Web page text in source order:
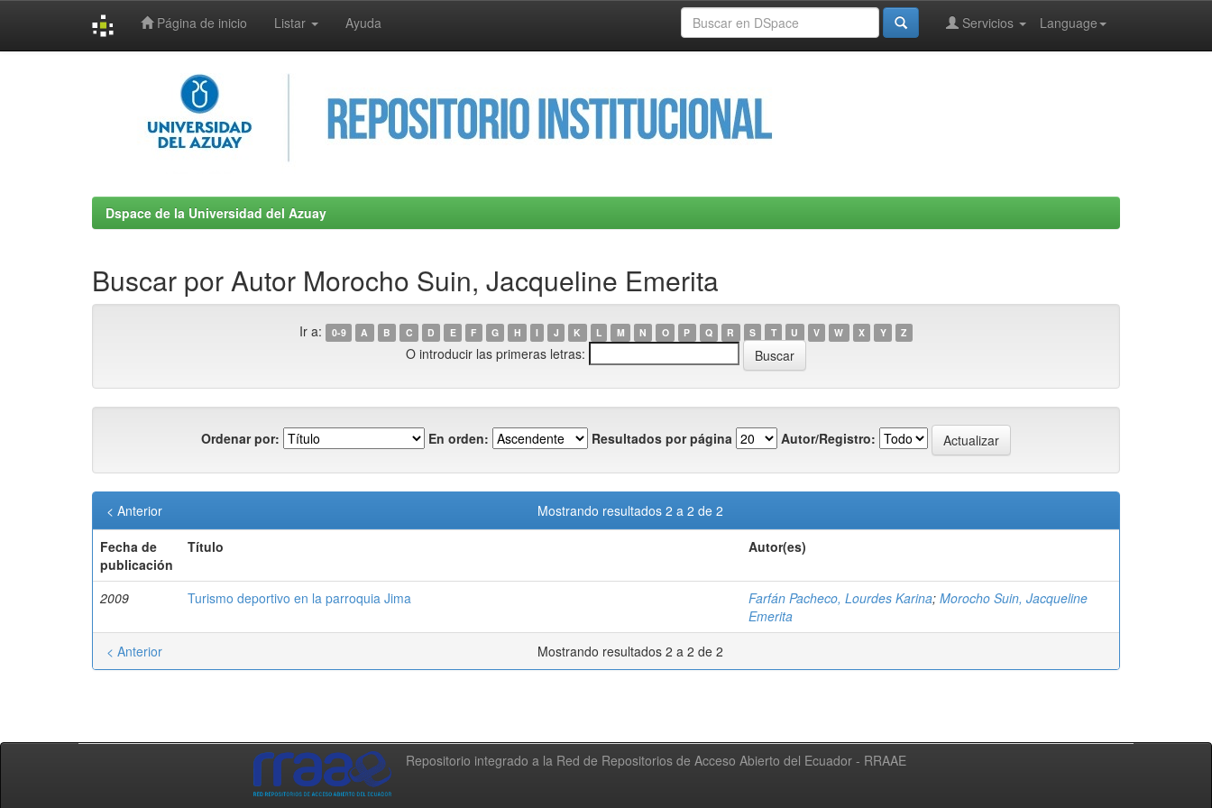
Página de inicio Listar Ayuda Language
Servicios
Dspace de la Universidad del Azuay
Buscar por Autor Morocho Suin, Jacqueline Emerita
Ir a: 0-9 A B C D E F G H I J K L M N O P Q R S T U V W X Y Z
O introducir las primeras letras:
Ordenar por: En orden: Resultados por página Autor/Registro:
Mostrando resultados 2 a 2 de 2
< Anterior
Fecha de
publicación
Título Autor(es)
2009 Turismo deportivo en la parroquia Jima Farfán Pacheco, Lourdes Karina; Morocho Suin, Jacqueline
Emerita
Mostrando resultados 2 a 2 de 2
< Anterior
Repositorio integrado a la Red de Repositorios de Acceso Abierto del Ecuador - RRAAE